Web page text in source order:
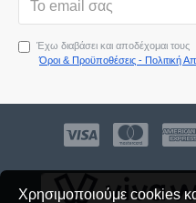
Έχω διαβάσει και αποδέχομαι τους
Όροι & Προϋποθέσεις - Πολιτική
Χρησιμοποιούμε cookies